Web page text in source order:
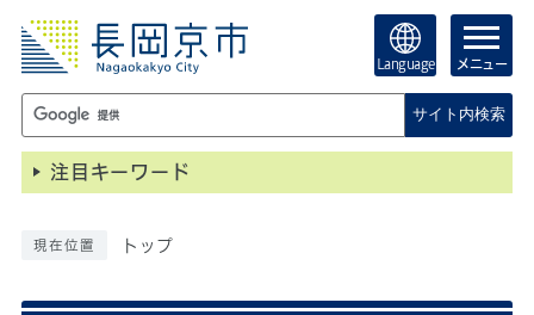
Language メニュー
サイト内検索
注目キーワード
現在位置 トップ